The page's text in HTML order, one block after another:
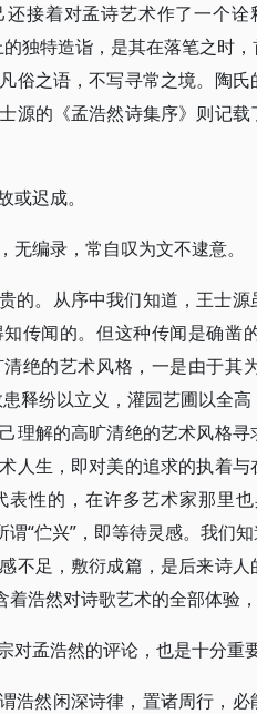
接着对孟诗艺术作了一个
独特造诣，是其在落笔之时
俗之语，不写寻常之境。陶
源的《孟浩然诗集序》则记
迟成。
编录，常自叹为文不逮意。
的。从序中我们知道，王士
传闻的。但这种传闻是确凿
绝的艺术风格，一是由于其
释纷以立义，灌园艺圃以全
理解的高旷清绝的艺术风格
人生，即对美的追求的执着
表性的，在许多艺术家那里
谓“伫兴”，即等待灵感。我们
不足，敷衍成篇，是后来诗
着浩然对诗歌艺术的全部体验
对孟浩然的评论，也是十分重
浩然闲深诗律，置诸周行，